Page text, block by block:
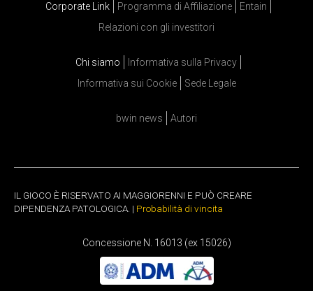
Corporate Link Programma di Affiliazione
Entain
Relazioni con gli investitori
Chi siamo
Informativa sulla Privacy
Informativa sui Cookie
Sede Legale
bwin news Autori
IL GIOCO È RISERVATO AI MAGGIORENNI E PUÒ CREARE
DIPENDENZA PATOLOGICA. | Probabilità di vincita
Concessione N. 16013 (ex 15026)